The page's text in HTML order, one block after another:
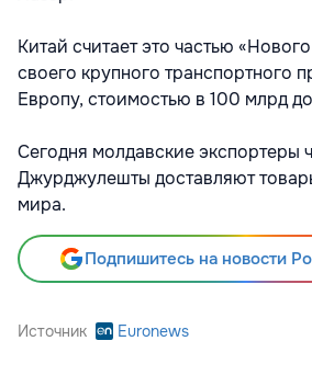
Китай считает это частью
своего крупного транспортного
Европу, стоимостью в 100 млрд
Сегодня молдавские экспортеры
Джурджулешты доставляют
мира.
Подпишитесь на новости
Источник Euronews